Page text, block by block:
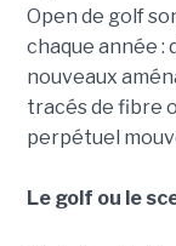
Open de golf
chaque année :
nouveaux
tracés de fibre
perpétuel
Le golf ou le